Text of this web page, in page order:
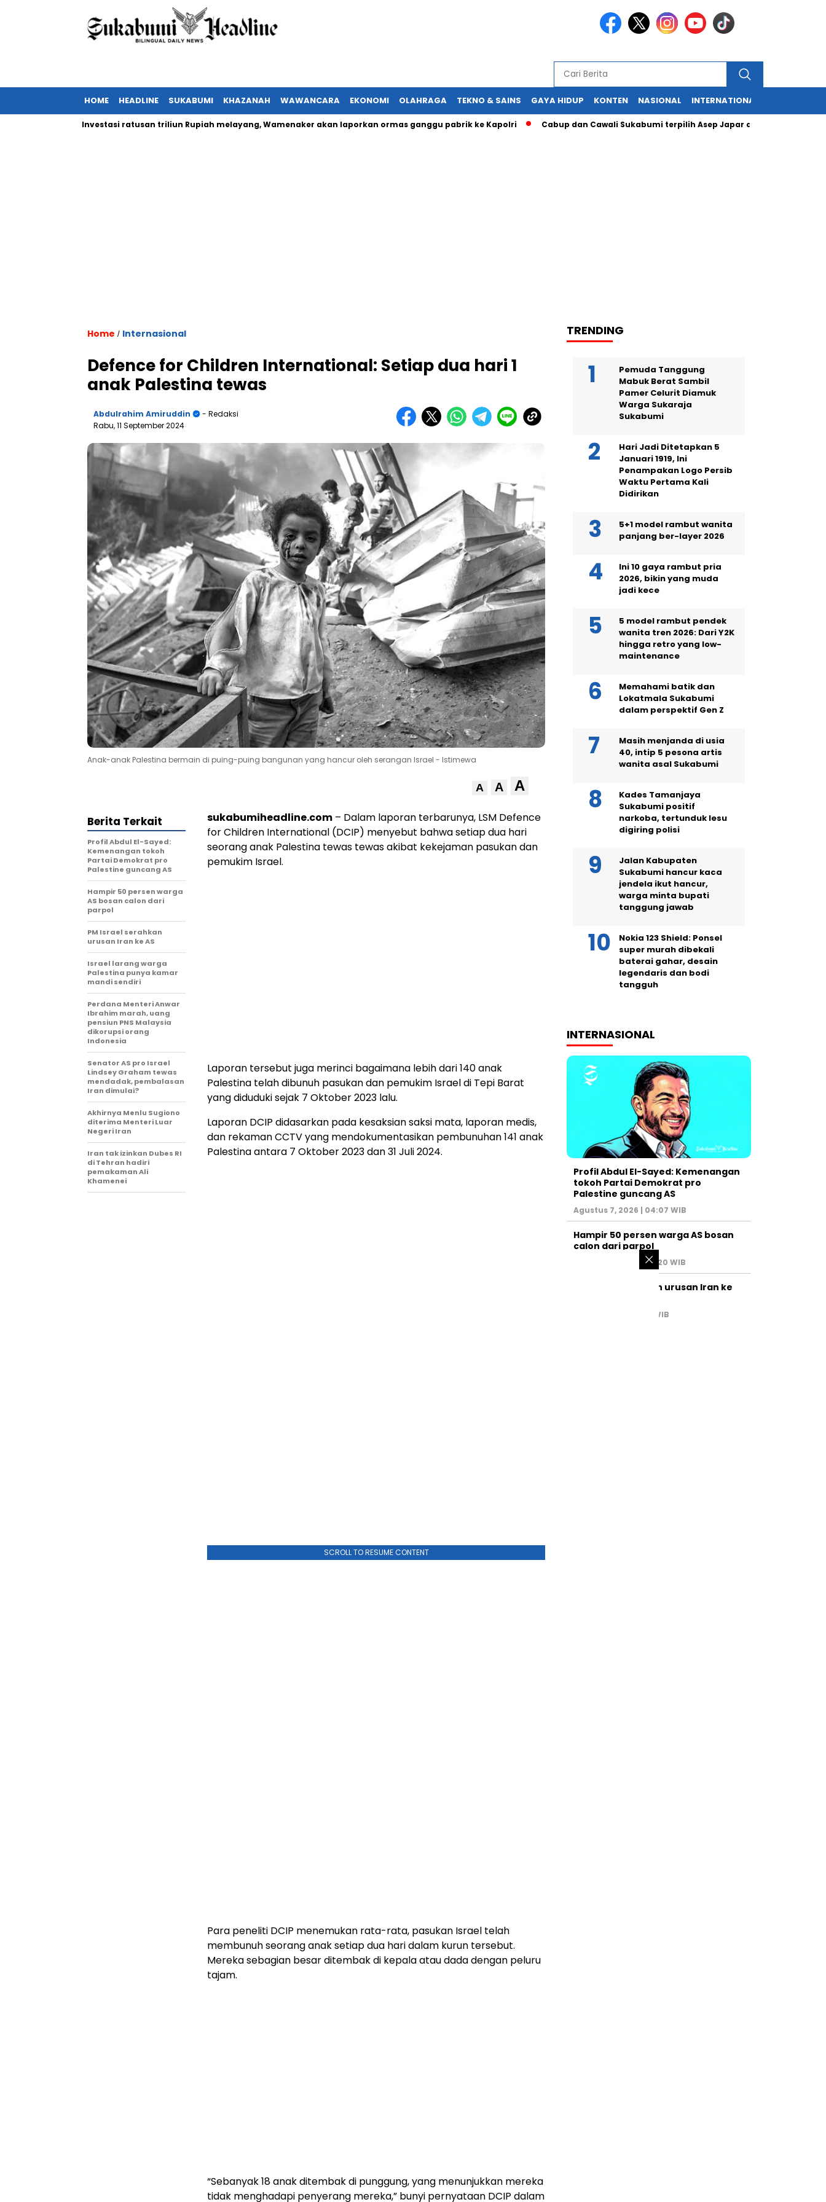
HOME HEADLINE SUKABUMI KHAZANAH WAWANCARA EKONOMI OLAHRAGA TEKNO & SAINS GAYA HIDUP KONTEN NASIONAL INTERNATIONAL
Investasi ratusan triliun Rupiah melayang, Wamenaker akan laporkan ormas ganggu pabrik ke Kapolri Cabup dan Cawali Sukabumi terpilih Asep Japar dan Ayep Zaki akan
Home / Internasional
Defence for Children International: Setiap dua hari 1
anak Palestina tewas
Abdulrahim Amiruddin
- Redaksi
Rabu, 11 September 2024
Anak-anak Palestina bermain di puing-puing bangunan yang hancur oleh serangan Israel - Istimewa
A A A
sukabumiheadline.com – Dalam laporan terbarunya, LSM Defence
for Children International (DCIP) menyebut bahwa setiap dua hari
seorang anak Palestina tewas tewas akibat kekejaman pasukan dan
pemukim Israel.
Laporan tersebut juga merinci bagaimana lebih dari 140 anak
Palestina telah dibunuh pasukan dan pemukim Israel di Tepi Barat
yang diduduki sejak 7 Oktober 2023 lalu.
Laporan DCIP didasarkan pada kesaksian saksi mata, laporan medis,
dan rekaman CCTV yang mendokumentasikan pembunuhan 141 anak
Palestina antara 7 Oktober 2023 dan 31 Juli 2024.
SCROLL TO RESUME CONTENT
Para peneliti DCIP menemukan rata-rata, pasukan Israel telah
membunuh seorang anak setiap dua hari dalam kurun tersebut.
Mereka sebagian besar ditembak di kepala atau dada dengan peluru
tajam.
“Sebanyak 18 anak ditembak di punggung, yang menunjukkan mereka
tidak menghadapi penyerang mereka,” bunyi pernyataan DCIP dalam
Berita Terkait
Profil Abdul El-Sayed:
Kemenangan tokoh
Partai Demokrat pro
Palestine guncang AS
Hampir 50 persen warga
AS bosan calon dari
parpol
PM Israel serahkan
urusan Iran ke AS
Israel larang warga
Palestina punya kamar
mandi sendiri
Perdana Menteri Anwar
Ibrahim marah, uang
pensiun PNS Malaysia
dikorupsi orang
Indonesia
Senator AS pro Israel
Lindsey Graham tewas
mendadak, pembalasan
Iran dimulai?
Akhirnya Menlu Sugiono
diterima Menteri Luar
Negeri Iran
Iran tak izinkan Dubes RI
di Tehran hadiri
pemakaman Ali
Khamenei
TRENDING
Pemuda Tanggung
Mabuk Berat Sambil
Pamer Celurit Diamuk
Warga Sukaraja
Sukabumi
Hari Jadi Ditetapkan 5
Januari 1919, Ini
Penampakan Logo Persib
Waktu Pertama Kali
Didirikan
5+1 model rambut wanita
panjang ber-layer 2026
Ini 10 gaya rambut pria
2026, bikin yang muda
jadi kece
5 model rambut pendek
wanita tren 2026: Dari Y2K
hingga retro yang low-
maintenance
Memahami batik dan
Lokatmala Sukabumi
dalam perspektif Gen Z
Masih menjanda di usia
40, intip 5 pesona artis
wanita asal Sukabumi
Kades Tamanjaya
Sukabumi positif
narkoba, tertunduk lesu
digiring polisi
Jalan Kabupaten
Sukabumi hancur kaca
jendela ikut hancur,
warga minta bupati
tanggung jawab
Nokia 123 Shield: Ponsel
super murah dibekali
baterai gahar, desain
legendaris dan bodi
tangguh
INTERNASIONAL
Profil Abdul El-Sayed: Kemenangan
tokoh Partai Demokrat pro
Palestine guncang AS
Agustus 7, 2026 | 04:07 WIB
Hampir 50 persen warga AS bosan
calon dari parpol
Agustus 6, 2026 | 07:20 WIB
PM Israel serahkan urusan Iran ke
Juli 31, 2026 | 02:47 WIB